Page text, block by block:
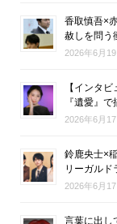
香取慎吾×
赦しを問う
2026年6月19
【インタ
『遺愛』
2026年6月17
鈴鹿央士×
リーガルド
2026年6月17
言葉に出し